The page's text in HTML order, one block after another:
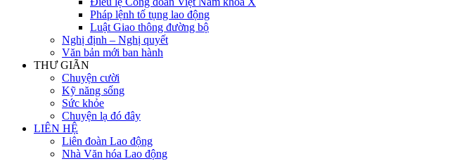
Pháp lệnh tố tụng lao động
Luật Giao thông đường bộ
Nghị định – Nghị quyết
Văn bản mới ban hành
THƯ GIÃN
Chuyện cười
Kỹ năng sống
Sức khỏe
Chuyện lạ đó đây
LIÊN HỆ
Liên đoàn Lao động
Nhà Văn hóa Lao động